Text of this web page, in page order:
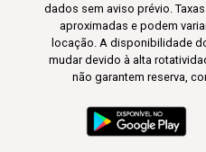
dados sem aviso prévio.
aproximadas e podem
locação. A disponibilidade
mudar devido à alta
não garantem reserva,